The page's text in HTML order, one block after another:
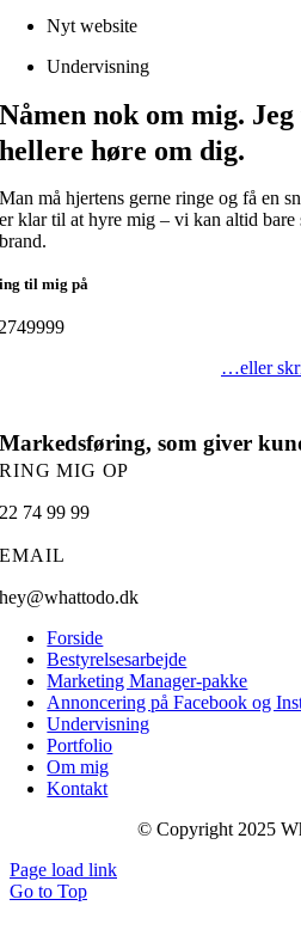
Nyt website
Undervisning
Nåmen nok om mig.
hellere høre om dig.
Man må hjertens gerne ringe og få en
er klar til at hyre mig – vi kan altid
brand.
til mig på
…eller
Markedsføring, som giver
RING MIG OP
22 74 99 99
EMAIL
hey@whattodo.dk
Forside
Bestyrelsesarbejde
Marketing Manager-pakke
Annoncering på Facebook og
Undervisning
Portfolio
Om mig
Kontakt
© Copyright 2025
Page load link
Go to Top